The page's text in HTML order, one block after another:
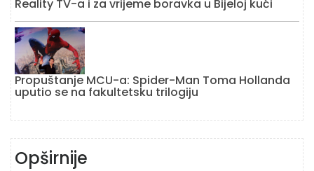
Reality TV-a i za vrijeme boravka u Bijeloj kući
Propuštanje MCU-a: Spider-Man Toma Hollanda
uputio se na fakultetsku trilogiju
Opširnije